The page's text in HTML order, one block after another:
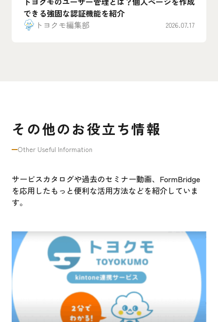
できる強固な認証機能を紹介
トヨクモ編集部
2026.07.17
その他のお役立ち情報
Other Useful Information
サービスカタログや過去のセミナー動画、FormBridge
を応用したもっと便利な活用方法などを紹介していま
す。